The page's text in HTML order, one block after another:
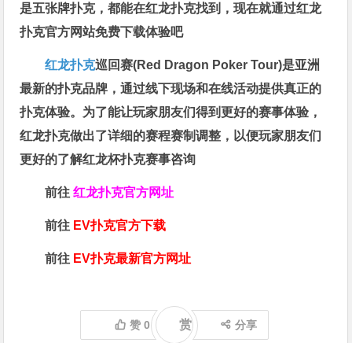
是五张牌扑克，都能在红龙扑克找到，现在就通过红龙
扑克官方网站免费下载体验吧
红龙扑克巡回赛​(Red Dragon Poker Tour)是亚洲
最新的扑克品牌，通过线下现场和在线活动提供真正的
扑克体验。为了能让玩家朋友们得到更好的赛事体验，
红龙扑克做出了详细的赛程赛制调整，以便玩家朋友们
更好的了解红龙杯扑克赛事咨询
前往红龙扑克官方网址
前往 EV扑克官方下载
前往 EV扑克最新官方网址
赞0 赏 分享